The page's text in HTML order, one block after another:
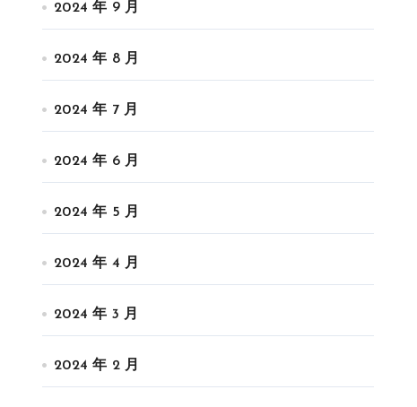
2024 年 9 月
2024 年 8 月
2024 年 7 月
2024 年 6 月
2024 年 5 月
2024 年 4 月
2024 年 3 月
2024 年 2 月